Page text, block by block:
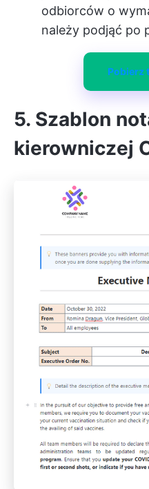
odbiorców o
należy podjąć po
Pobierz
5. Szablon
kierowniczej